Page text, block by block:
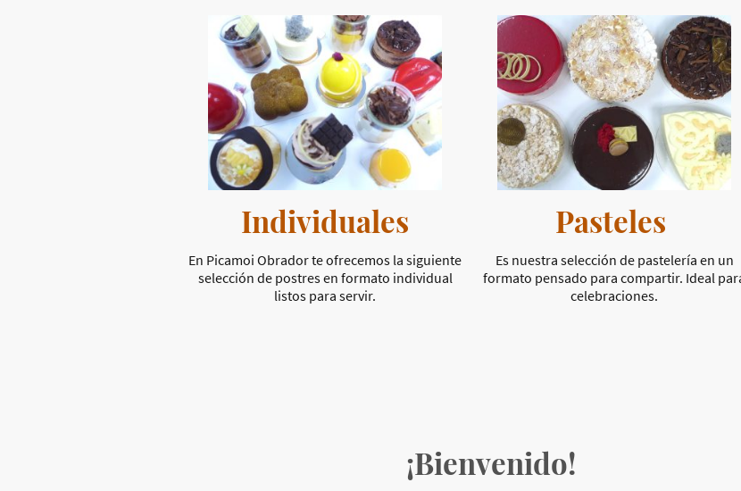
Individuales
En Picamoi Obrador te ofrecemos la siguiente
selección de postres en formato individual
listos para servir.
Pasteles
Es nuestra selección de pastelería en un
formato pensado para compartir. Ideal
celebraciones.
¡Bienvenido!